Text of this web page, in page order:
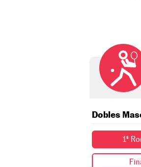
Dobles
1ª